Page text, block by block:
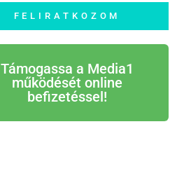
FELIRATKOZOM
Támogassa a Media1
működését online
befizetéssel!